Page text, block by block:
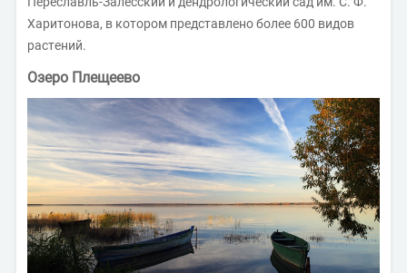
Харитонова, в котором представлено более 600 видов
растений.
Озеро Плещеево